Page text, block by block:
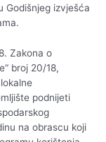
Godišnjeg izvješća
Zakona o
broj 20/18,
podnijeti
na obrascu koji